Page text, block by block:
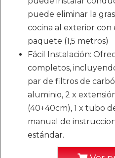
puede eliminar la
cocina al exterior con
paquete (1,5 metros)
Fácil Instalación:
completos,
par de filtros de
aluminio, 2 x
(40+40cm), 1 x tubo
manual de
estándar.